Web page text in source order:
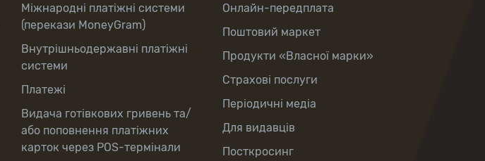
Міжнародні платіжні системи
(перекази MoneyGram)
Внутрішньодержавні платіжні
системи
Платежі
Видача готівкових гривень та/
або поповнення платіжних
карток через POS-термінали
Онлайн-передплата
Поштовий маркет
Продукти «Власної марки»
Страхові послуги
Періодичні медіа
Для видавців
Посткросинг